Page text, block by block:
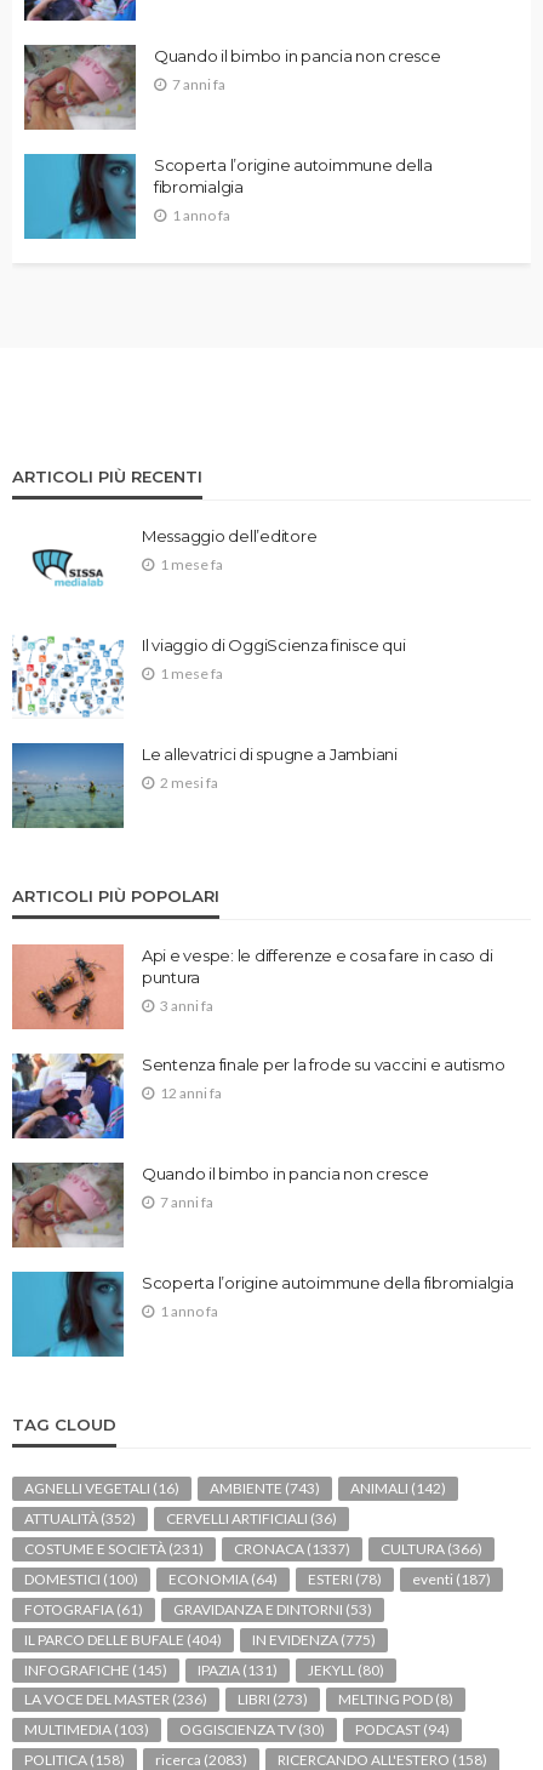
Quando il bimbo in pancia non cresce
7 anni fa
Scoperta l’origine autoimmune della
fibromialgia
1 anno fa
ARTICOLI PIÙ RECENTI
Messaggio dell’editore
1 mese fa
Il viaggio di OggiScienza finisce qui
1 mese fa
Le allevatrici di spugne a Jambiani
2 mesi fa
ARTICOLI PIÙ POPOLARI
Api e vespe: le differenze e cosa fare in caso di
puntura
3 anni fa
Sentenza finale per la frode su vaccini e autismo
12 anni fa
Quando il bimbo in pancia non cresce
7 anni fa
Scoperta l’origine autoimmune della fibromialgia
1 anno fa
TAG CLOUD
AGNELLI VEGETALI (16) AMBIENTE (743) ANIMALI (142)
ATTUALITÀ (352) CERVELLI ARTIFICIALI (36)
COSTUME E SOCIETÀ (231) CRONACA (1337) CULTURA (366)
DOMESTICI (100) ECONOMIA (64) ESTERI (78) eventi (187)
FOTOGRAFIA (61) GRAVIDANZA E DINTORNI (53)
IL PARCO DELLE BUFALE (404) IN EVIDENZA (775)
INFOGRAFICHE (145) IPAZIA (131) JEKYLL (80)
LA VOCE DEL MASTER (236) LIBRI (273) MELTING POD (8)
MULTIMEDIA (103) OGGISCIENZA TV (30) PODCAST (94)
POLITICA (158) ricerca (2083) RICERCANDO ALL'ESTERO (158)